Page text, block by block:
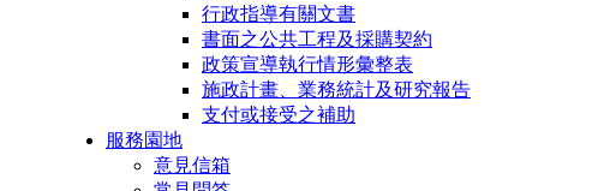
行政指導有關文書
書面之公共工程及採購契約
政策宣導執行情形彙整表
施政計畫、業務統計及研究報告
支付或接受之補助
服務園地
意見信箱